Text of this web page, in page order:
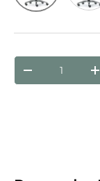
Schwarz
Anzahl
Menge